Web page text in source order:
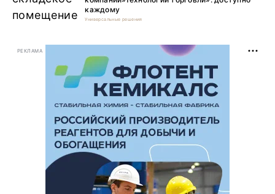
каждому
Универсальные решения
РЕКЛАМА